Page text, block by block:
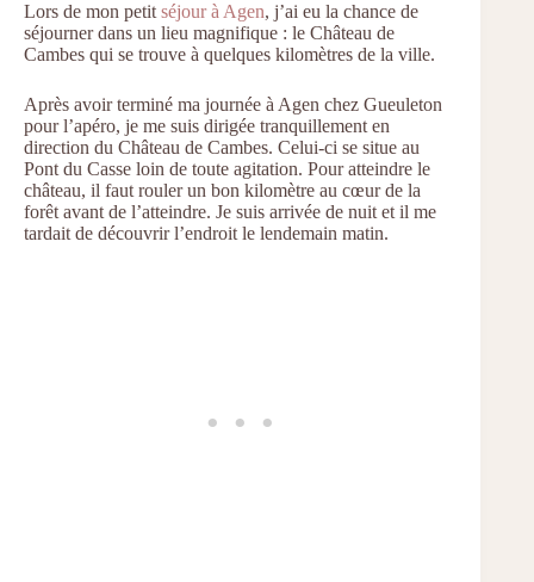
Lors de mon petit séjour à Agen, j’ai eu la chance de
séjourner dans un lieu magnifique : le Château de
Cambes qui se trouve à quelques kilomètres de la ville.
Après avoir terminé ma journée à Agen chez Gueuleton
pour l’apéro, je me suis dirigée tranquillement en
direction du Château de Cambes. Celui-ci se situe au
Pont du Casse loin de toute agitation. Pour atteindre le
château, il faut rouler un bon kilomètre au cœur de la
forêt avant de l’atteindre. Je suis arrivée de nuit et il me
tardait de découvrir l’endroit le lendemain matin.